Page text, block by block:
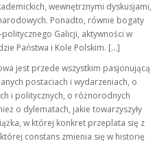
wewnętrznymi dyskusjami,
Ponadto, równie bogaty
Galicji, aktywności w
Państwa i Kole Polskim. […]
jest przede wszystkim pasjonującą
postaciach i wydarzeniach, o
i politycznych, o różnorodnych
o dylematach, jakie towarzyszyły
w której konkret przeplata się z
constans zmienia się w historię